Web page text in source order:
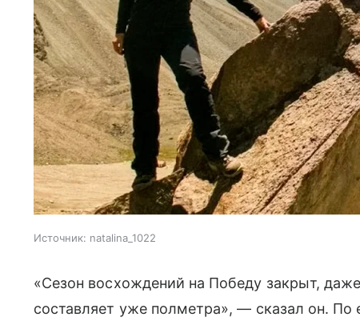
Источник: natalina_1022
«Сезон восхождений на Победу закрыт,
составляет уже полметра», — сказал он. По